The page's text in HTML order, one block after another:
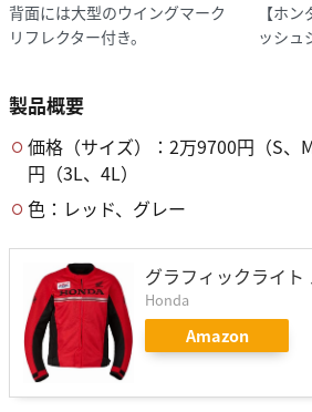
背面には大型のウイングマーク
リフレクター付き。
【ホ
ッシュ
製品概要
価格（サイズ）：2万9700円（S、
円（3L、4L）
色：レッド、グレー
グラフィックライト
Honda
Amazon